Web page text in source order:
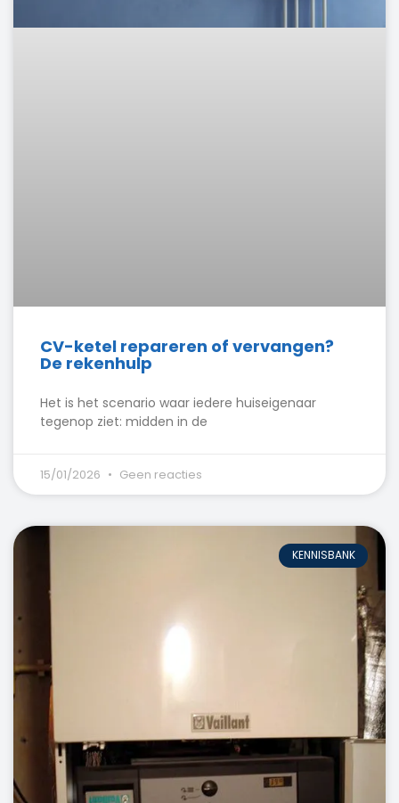
CV-ketel repareren of vervangen?
De rekenhulp
Het is het scenario waar iedere huiseigenaar
tegenop ziet: midden in de
15/01/2026 Geen reacties
KENNISBANK